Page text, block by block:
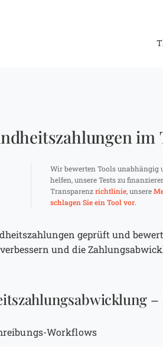
im
Wir bewerten Tools unabhängig
helfen, unsere Tests zu
Transparenzrichtlinie, unsere
schlagen Sie ein Tool vor.
geprüft und
und die
Workflows